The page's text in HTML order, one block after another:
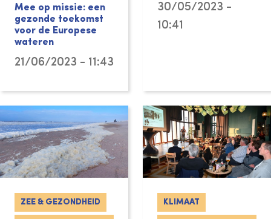
Mee op missie: een
gezonde toekomst
voor de Europese
wateren
21/06/2023 - 11:43
30/05/2023 -
10:41
ZEE & GEZONDHEID KLIMAAT